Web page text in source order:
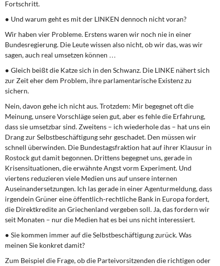
Fortschritt.
● Und warum geht es mit der LINKEN dennoch nicht voran?
Wir haben vier Probleme. Erstens waren wir noch nie in einer
Bundesregierung. Die Leute wissen also nicht, ob wir das, was wir
sagen, auch real umsetzen können …
● Gleich beißt die Katze sich in den Schwanz. Die LINKE nähert sich
zur Zeit eher dem Problem, ihre parlamentarische Existenz zu
sichern.
Nein, davon gehe ich nicht aus. Trotzdem: Mir begegnet oft die
Meinung, unsere Vorschläge seien gut, aber es fehle die Erfahrung,
dass sie umsetzbar sind. Zweitens – ich wiederhole das – hat uns ein
Drang zur Selbstbeschäftigung sehr geschadet. Den müssen wir
schnell überwinden. Die Bundestagsfraktion hat auf ihrer Klausur in
Rostock gut damit begonnen. Drittens begegnet uns, gerade in
Krisensituationen, die erwähnte Angst vorm Experiment. Und
viertens reduzieren viele Medien uns auf unsere internen
Auseinandersetzungen. Ich las gerade in einer Agenturmeldung, dass
irgendein Grüner eine öffentlich-rechtliche Bank in Europa fordert,
die Direktkredite an Griechenland vergeben soll. Ja, das fordern wir
seit Monaten – nur die Medien hat es bei uns nicht interessiert.
● Sie kommen immer auf die Selbstbeschäftigung zurück. Was
meinen Sie konkret damit?
Zum Beispiel die Frage, ob die Parteivorsitzenden die richtigen oder